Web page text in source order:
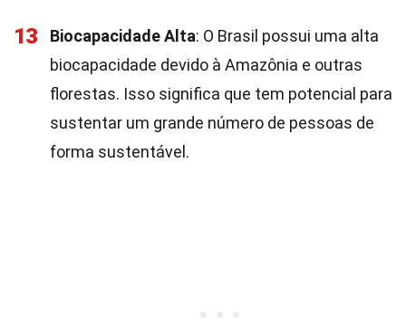
13 Biocapacidade Alta: O Brasil possui uma alta
biocapacidade devido à Amazônia e outras
florestas. Isso significa que tem potencial para
sustentar um grande número de pessoas de
forma sustentável.